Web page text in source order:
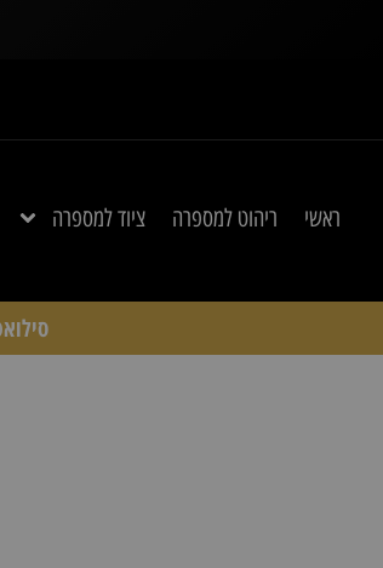
ראשי ריהוט למספרה ציוד למספרה